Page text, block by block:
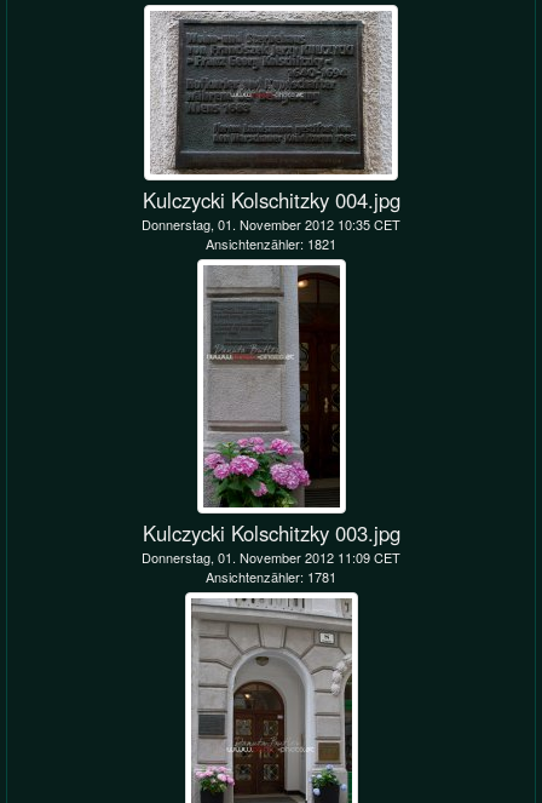
Kulczycki Kolschitzky 004.jpg
Donnerstag, 01. November 2012 10:35 CET
Ansichtenzähler: 1821
Kulczycki Kolschitzky 003.jpg
Donnerstag, 01. November 2012 11:09 CET
Ansichtenzähler: 1781